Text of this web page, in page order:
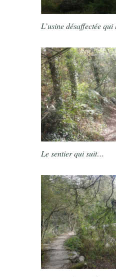
L’usine désaffectée
Le sentier qui suit…